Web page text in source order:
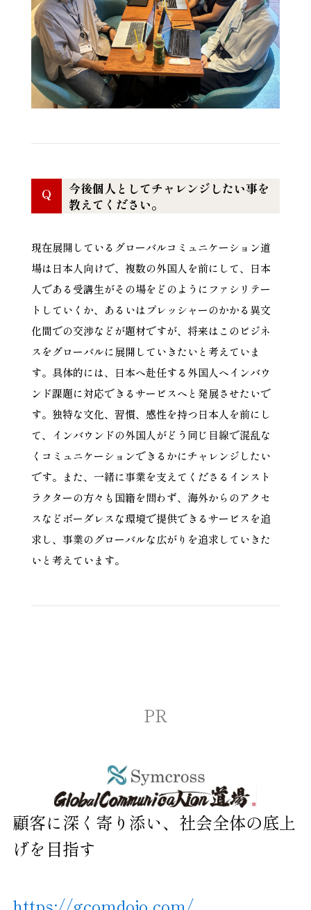
Q
今後個人としてチャレンジしたい事を
教えてください。
現在展開しているグローバルコミュニケーション道
場は日本人向けで、複数の外国人を前にして、日本
人である受講生がその場をどのようにファシリテー
トしていくか、あるいはプレッシャーのかかる異文
化間での交渉などが題材ですが、将来はこのビジネ
スをグローバルに展開していきたいと考えていま
す。具体的には、日本へ赴任する外国人へインバウ
ンド課題に対応できるサービスへと発展させたいで
す。独特な文化、習慣、感性を持つ日本人を前にし
て、インバウンドの外国人がどう同じ目線で混乱な
くコミュニケーションできるかにチャレンジしたい
です。また、一緒に事業を支えてくださるインスト
ラクターの方々も国籍を問わず、海外からのアクセ
スなどボーダレスな環境で提供できるサービスを追
求し、事業のグローバルな広がりを追求していきた
いと考えています。
PR
顧客に深く寄り添い、社会全体の底上
げを目指す